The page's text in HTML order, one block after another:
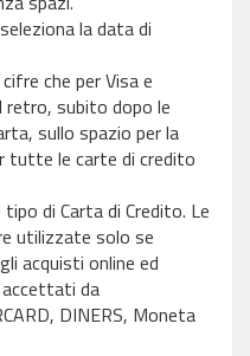
la data di
che per Visa e
subito dopo le
sullo spazio per la
tutte le carte di credito
di Carta di Credito. Le
utilizzate solo se
acquisti online ed
da
DINERS, Moneta